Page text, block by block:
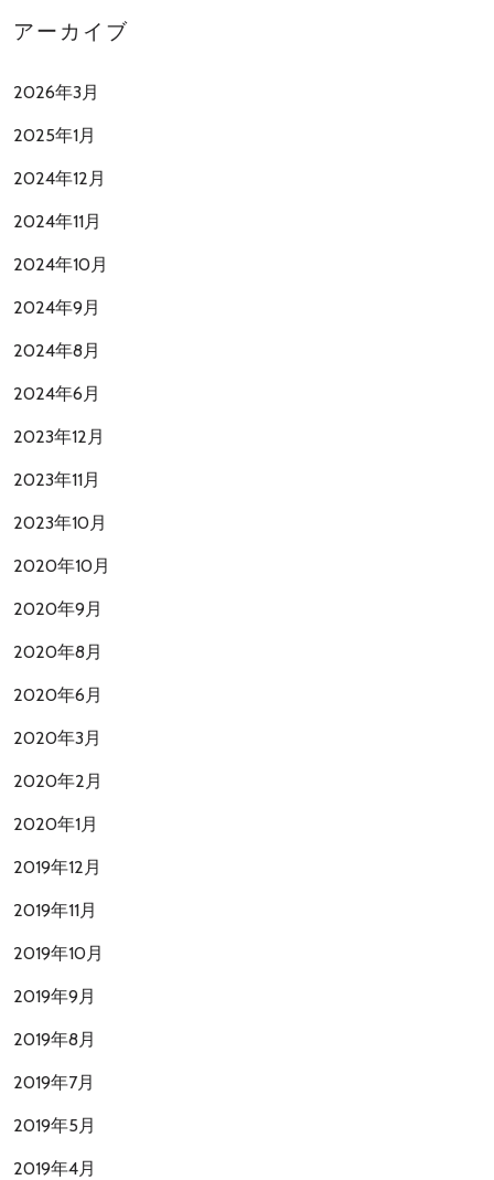
アーカイブ
2026年3月
2025年1月
2024年12月
2024年11月
2024年10月
2024年9月
2024年8月
2024年6月
2023年12月
2023年11月
2023年10月
2020年10月
2020年9月
2020年8月
2020年6月
2020年3月
2020年2月
2020年1月
2019年12月
2019年11月
2019年10月
2019年9月
2019年8月
2019年7月
2019年5月
2019年4月